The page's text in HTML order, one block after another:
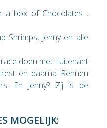
a box of Chocolates .
Shrimps, Jenny en alle
doen met Luitenant
en daarna Rennen
En Jenny? Zij is de
MOGELIJK: